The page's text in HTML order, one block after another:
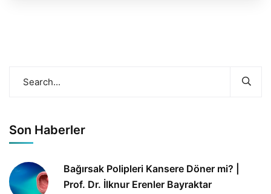
Son Haberler
Bağırsak Polipleri Kansere Döner mi? |
Prof. Dr. İlknur Erenler Bayraktar